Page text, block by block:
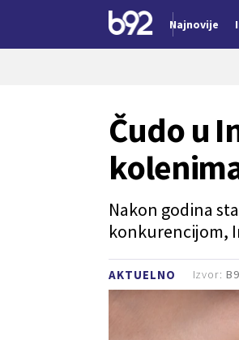
Najnovije
AKTUELNO
Čudo u
Nakon godina
konkurencijom,
Izvor: